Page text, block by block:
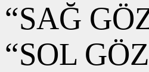
“SAĞ
“SOL